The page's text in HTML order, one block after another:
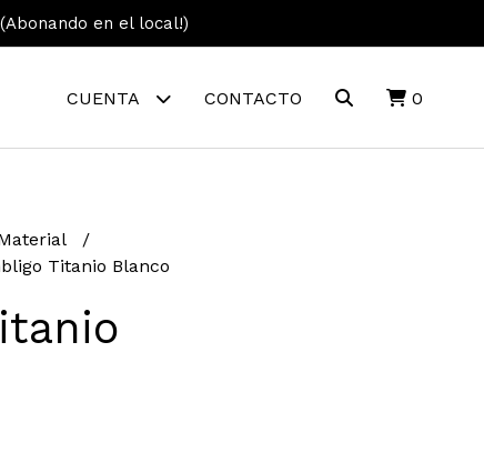
en el local!)
CUENTA CONTACTO 0
Titanio Blanco